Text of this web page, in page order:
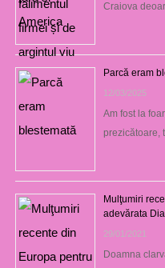
Craiova
Parcă eram
12/03/2025
Am fost la
prezicătoare,
Mulţumiri
adevărata
29/01/2021
Doamna